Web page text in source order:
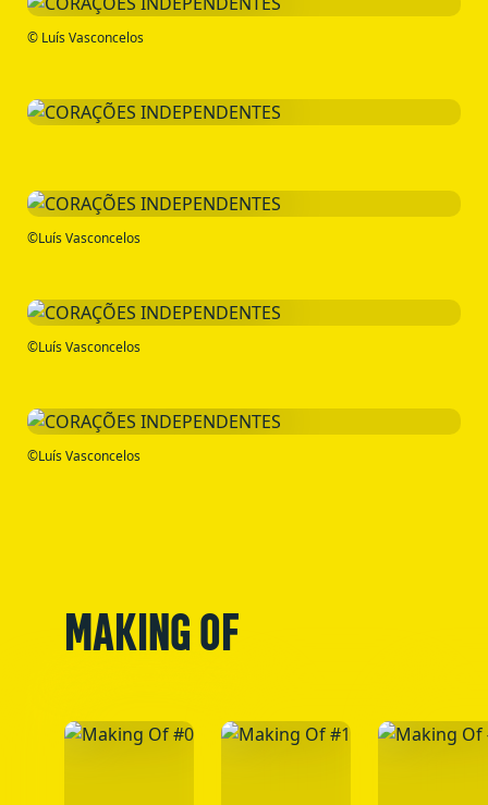
© Luís Vasconcelos
©Luís Vasconcelos
©Luís Vasconcelos
©Luís Vasconcelos
MAKING OF